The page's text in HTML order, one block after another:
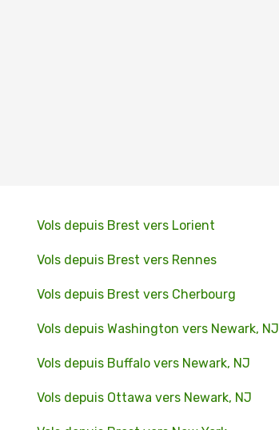
Vols depuis Brest vers Lorient
Vols depuis Brest vers Rennes
Vols depuis Brest vers Cherbourg
Vols depuis Washington vers Newark, NJ
Vols depuis Buffalo vers Newark, NJ
Vols depuis Ottawa vers Newark, NJ